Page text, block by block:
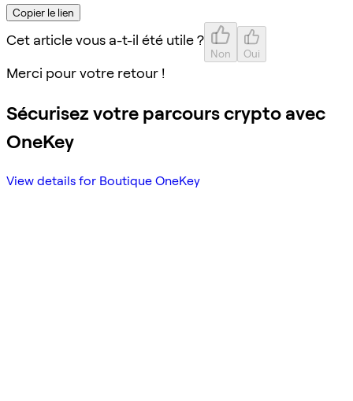
Copier le lien
Cet article vous a-t-il été utile ?
Non Oui
Merci pour votre retour !
Sécurisez votre parcours crypto avec
OneKey
View details for Boutique OneKey